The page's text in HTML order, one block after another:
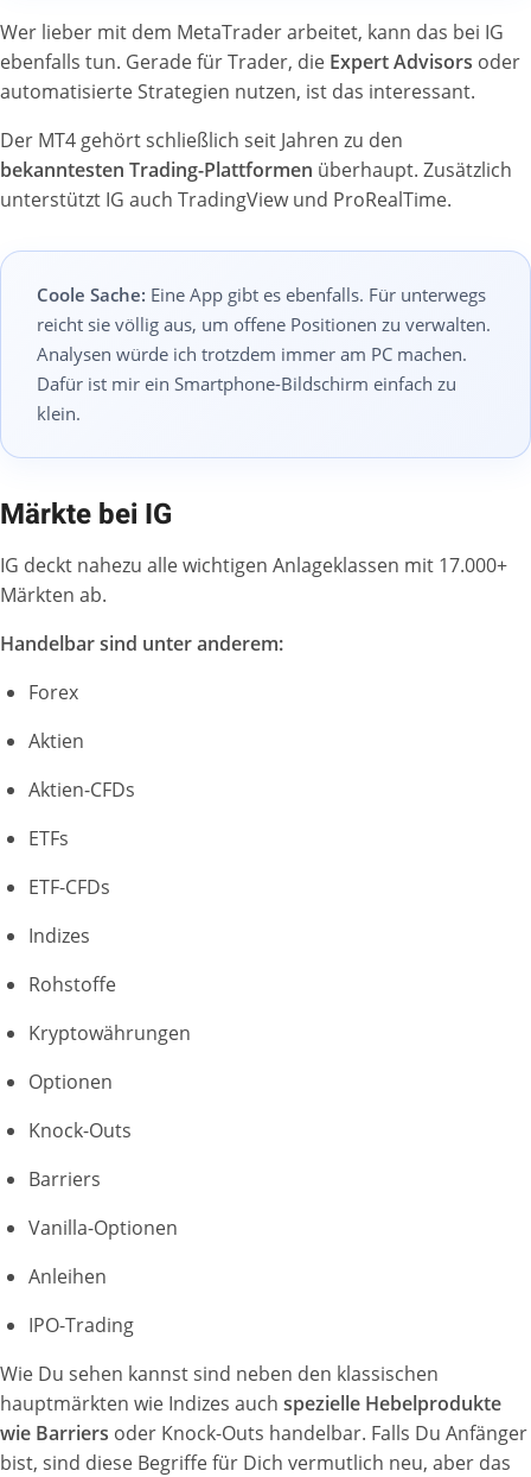
Wer lieber mit dem MetaTrader arbeitet, kann das bei IG
ebenfalls tun. Gerade für Trader, die Expert Advisors oder
automatisierte Strategien nutzen, ist das interessant.
Der MT4 gehört schließlich seit Jahren zu den
bekanntesten Trading-Plattformen überhaupt. Zusätzlich
unterstützt IG auch TradingView und ProRealTime.
Coole Sache: Eine App gibt es ebenfalls. Für unterwegs
reicht sie völlig aus, um offene Positionen zu verwalten.
Analysen würde ich trotzdem immer am PC machen.
Dafür ist mir ein Smartphone-Bildschirm einfach zu
klein.
Märkte bei IG
IG deckt nahezu alle wichtigen Anlageklassen mit 17.000+
Märkten ab.
Handelbar sind unter anderem:
Forex
Aktien
Aktien-CFDs
ETFs
ETF-CFDs
Indizes
Rohstoffe
Kryptowährungen
Optionen
Knock-Outs
Barriers
Vanilla-Optionen
Anleihen
IPO-Trading
Wie Du sehen kannst sind neben den klassischen
hauptmärkten wie Indizes auch spezielle Hebelprodukte
wie Barriers oder Knock-Outs handelbar. Falls Du Anfänger
bist, sind diese Begriffe für Dich vermutlich neu, aber das